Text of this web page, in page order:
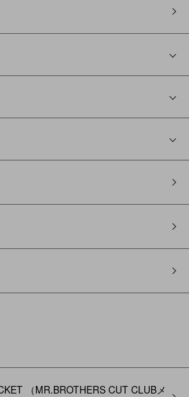
（MR.BROTHERS CUT CLUBメ